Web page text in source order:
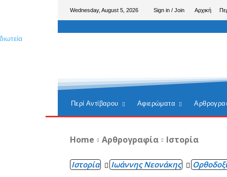
Wednesday, August 5, 2026 Sign in / Join Αρχική
Περί Αντίβαρου Αφιερώματα
Home Αρθρογραφία Ιστορία
Ιστορία Ιωάννης Νεονάκης